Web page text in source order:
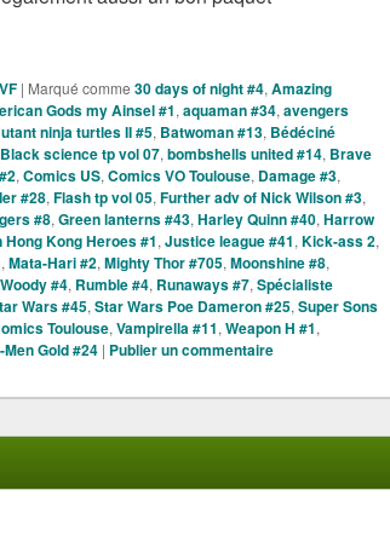
Comics VO de la semaine du 21 Mars 2018 !!
| Marqué comme 30 days of night #4, Amazing
Gods my Ainsel #1, aquaman #34, avengers
ninja turtles II #5, Batwoman #13, Bédéciné
Black science tp vol 07, bombshells united #14, Brave
, Comics US, Comics VO Toulouse, Damage #3,
#28, Flash tp vol 05, Further adv of Nick Wilson #3,
#8, Green lanterns #43, Harley Quinn #40, Harrow
Hong Kong Heroes #1, Justice league #41, Kick-ass 2,
, Mata-Hari #2, Mighty Thor #705, Moonshine #8,
#4, Rumble #4, Runaways #7, Spécialiste
Wars #45, Star Wars Poe Dameron #25, Super Sons
Toulouse, Vampirella #11, Weapon H #1,
Men Gold #24 | Publier un commentaire